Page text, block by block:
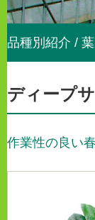
品種別紹介 /
ディープ
作業性の良い